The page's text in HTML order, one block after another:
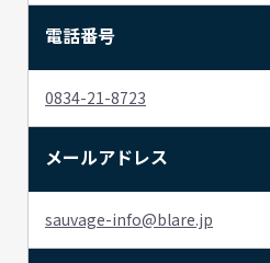
電話番号
0834-21-8723
メールアドレス
sauvage-info@blare.jp